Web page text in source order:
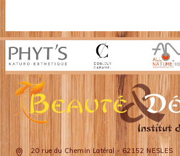
20 rue du Chemin Latéral - 62152 NESLES